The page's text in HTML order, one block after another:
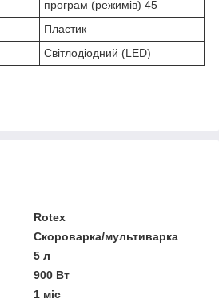
програм (режимів) 45
Пластик
Світлодіодний (LED)
Rotex
Скороварка/мультиварка
5 л
900 Вт
1 міс